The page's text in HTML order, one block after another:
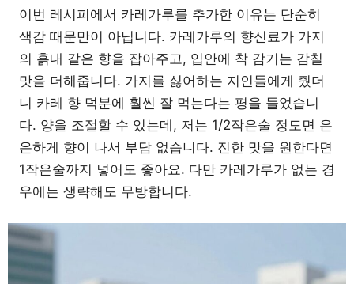
이번 레시피에서 카레가루를 추가한 이유는 단순히
색감 때문만이 아닙니다. 카레가루의 향신료가 가지
의 흙내 같은 향을 잡아주고, 입안에 착 감기는 감칠
맛을 더해줍니다. 가지를 싫어하는 지인들에게 줬더
니 카레 향 덕분에 훨씬 잘 먹는다는 평을 들었습니
다. 양을 조절할 수 있는데, 저는 1/2작은술 정도면 은
은하게 향이 나서 부담 없습니다. 진한 맛을 원한다면
1작은술까지 넣어도 좋아요. 다만 카레가루가 없는 경
우에는 생략해도 무방합니다.